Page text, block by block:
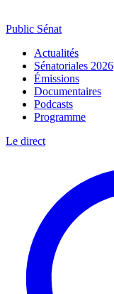
Public Sénat
Actualités
Sénatoriales 2026
Émissions
Documentaires
Podcasts
Programme
Le direct